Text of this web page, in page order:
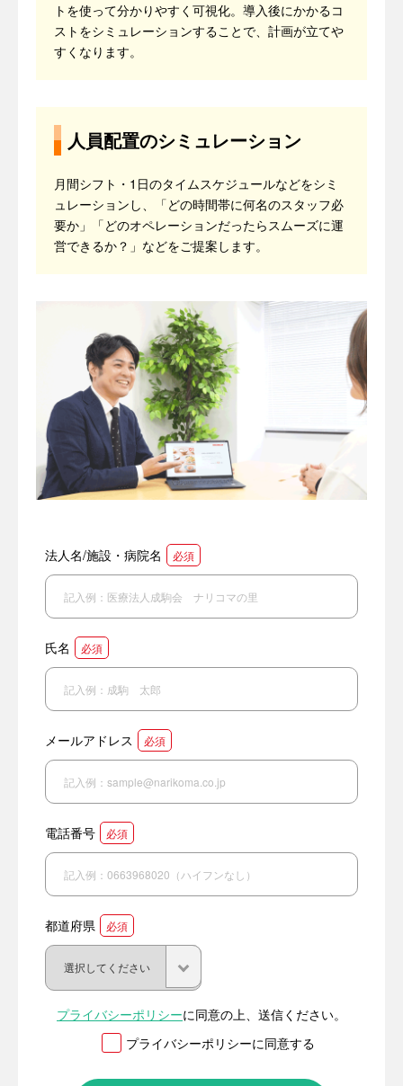
トを使って分かりやすく可視化。導入後にかかるコ
ストをシミュレーションすることで、計画が立てや
すくなります。
人員配置のシミュレーション
月間シフト・1日のタイムスケジュールなどをシミ
ュレーションし、「どの時間帯に何名のスタッフ必
要か」「どのオペレーションだったらスムーズに運
営できるか？」などをご提案します。
法人名/施設・病院名 必須
氏名 必須
メールアドレス 必須
電話番号 必須
都道府県 必須
プライバシーポリシーに同意の上、送信ください。
プライバシーポリシーに同意する